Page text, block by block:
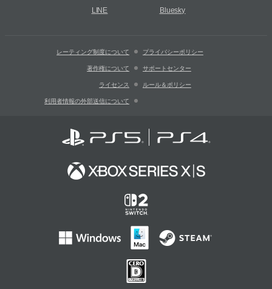
LINE Bluesky
レーティング制度について プライバシーポリシー
著作権について サポートセンター
ライセンス ルール＆ポリシー
利用者情報の外部送信について